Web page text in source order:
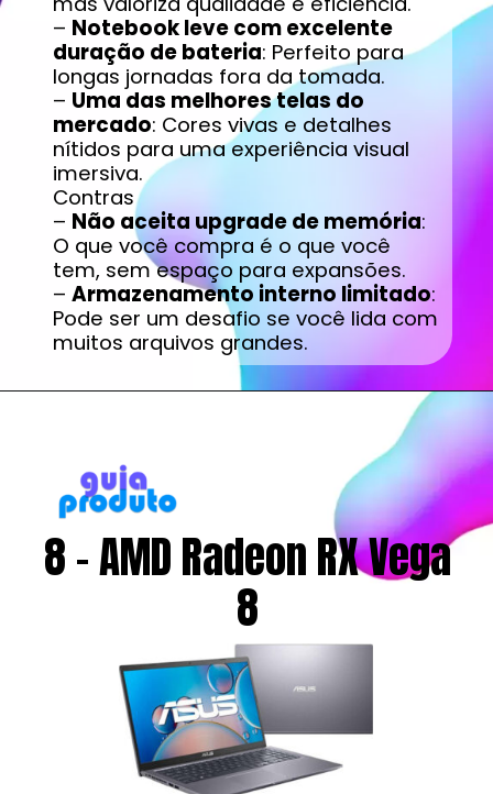
– Notebook leve com excelente
duração de bateria: Perfeito para
longas jornadas fora da tomada.
– Uma das melhores telas do
mercado: Cores vivas e detalhes
nítidos para uma experiência visual
imersiva.
Contras
– Não aceita upgrade de memória:
O que você compra é o que você
tem, sem espaço para expansões.
– Armazenamento interno limitado:
Pode ser um desafio se você lida com
muitos arquivos grandes.
8 - AMD Radeon RX Vega
8